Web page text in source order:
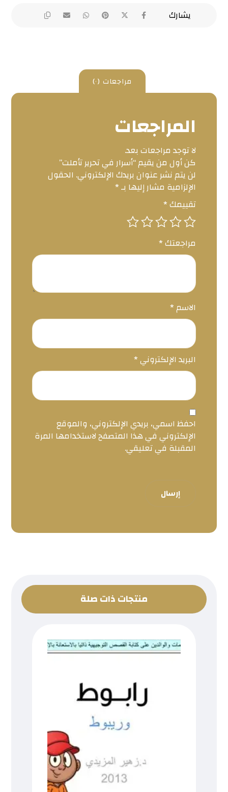
مراجعات (٠)
المراجعات
لا توجد مراجعات بعد.
كن أول من يقيم “أسرار في تحرير تأملت”
لن يتم نشر عنوان بريدك الإلكتروني. الحقول
الإلزامية مشار إليها بـ*
تقييمك*
مراجعتك*
الاسم*
البريد الإلكتروني*
احفظ اسمي، بريدي الإلكتروني، والموقع
الإلكتروني في هذا المتصفح لاستخدامها المرة
المقبلة في تعليقي.
إرسال
منتجات ذات صلة